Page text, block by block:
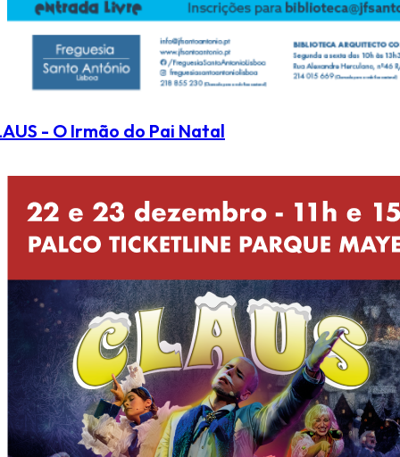
- O Irmão do Pai Natal